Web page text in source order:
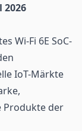
Wi-Fi 6E SoC-
IoT-Märkte
der